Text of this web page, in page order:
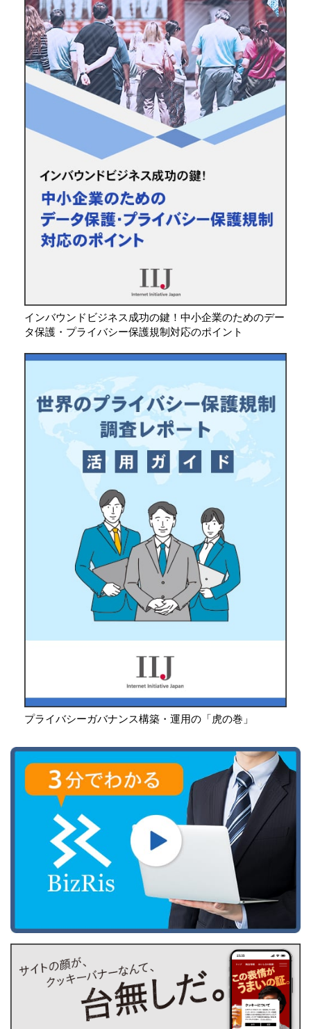
インバウンドビジネス成功の鍵！中小企業のためのデー
タ保護・プライバシー保護規制対応のポイント
プライバシーガバナンス構築・運用の「虎の巻」